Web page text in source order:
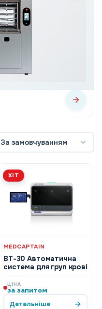
За замовчуванням
ХІТ
MEDCAPTAIN
BT-30 Автоматична
система для груп крові
ЦІНА
за запитом
Детальніше